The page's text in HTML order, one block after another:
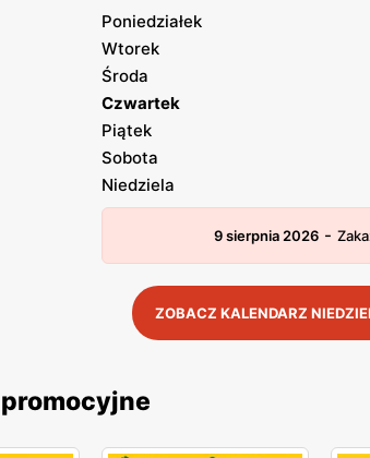
Poniedziałek
Wtorek
Środa
Czwartek
Piątek
Sobota
Niedziela
9 sierpnia 2026 -
ZOBACZ KALENDARZ